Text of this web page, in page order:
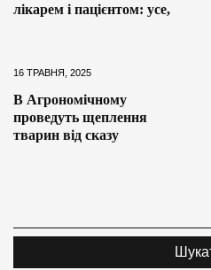
лікарем і пацієнтом: усе,
16 ТРАВНЯ, 2025
В Агрономічному
проведуть щеплення
тварин від сказу